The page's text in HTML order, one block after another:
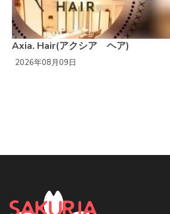
Axia. Hair(アクシア ヘア)
2026年08月09日